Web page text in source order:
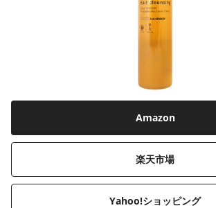
Amazon
楽天市場
Yahoo!ショッピング